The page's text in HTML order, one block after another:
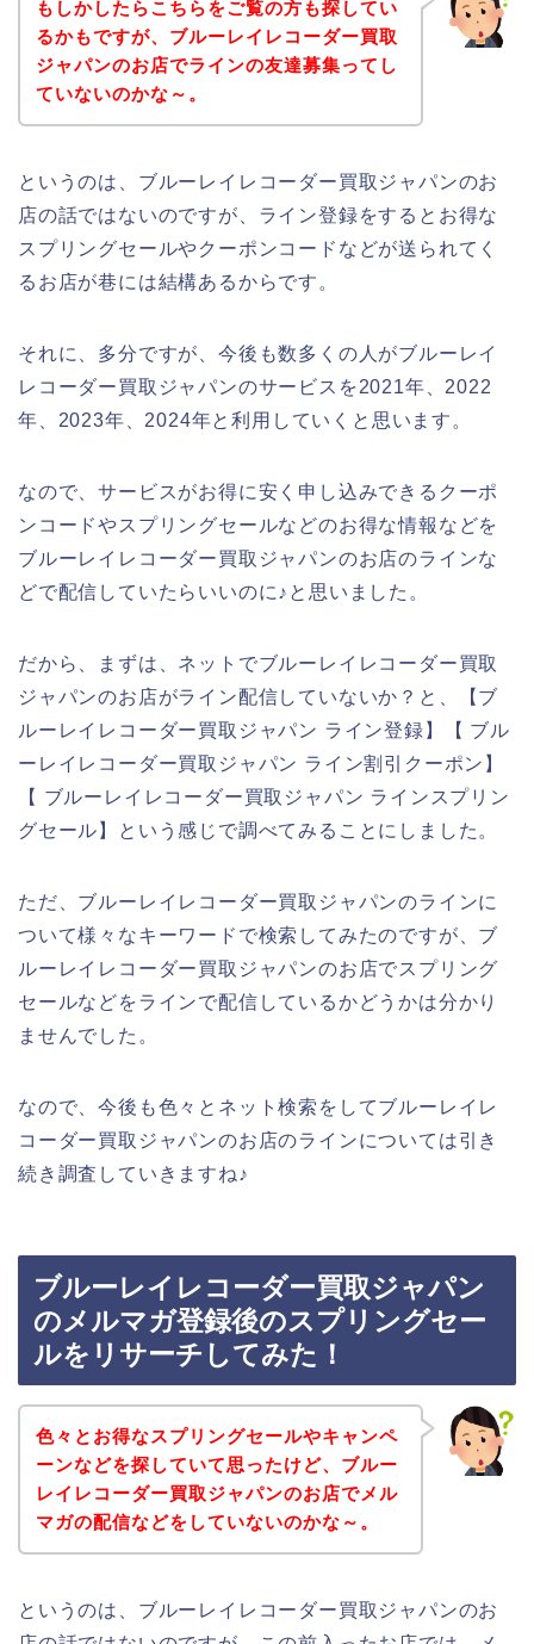
もしかしたらこちらをご覧の方も探してい
るかもですが、ブルーレイレコーダー買取
ジャパンのお店でラインの友達募集ってし
ていないのかな～。
というのは、ブルーレイレコーダー買取ジャパンのお
店の話ではないのですが、ライン登録をするとお得な
スプリングセールやクーポンコードなどが送られてく
るお店が巷には結構あるからです。
それに、多分ですが、今後も数多くの人がブルーレイ
レコーダー買取ジャパンのサービスを2021年、2022
年、2023年、2024年と利用していくと思います。
なので、サービスがお得に安く申し込みできるクーポ
ンコードやスプリングセールなどのお得な情報などを
ブルーレイレコーダー買取ジャパンのお店のラインな
どで配信していたらいいのに♪と思いました。
だから、まずは、ネットでブルーレイレコーダー買取
ジャパンのお店がライン配信していないか？と、【ブ
ルーレイレコーダー買取ジャパン ライン登録】【 ブル
ーレイレコーダー買取ジャパン ライン割引クーポン】
【 ブルーレイレコーダー買取ジャパン ラインスプリン
グセール】という感じで調べてみることにしました。
ただ、ブルーレイレコーダー買取ジャパンのラインに
ついて様々なキーワードで検索してみたのですが、ブ
ルーレイレコーダー買取ジャパンのお店でスプリング
セールなどをラインで配信しているかどうかは分かり
ませんでした。
なので、今後も色々とネット検索をしてブルーレイレ
コーダー買取ジャパンのお店のラインについては引き
続き調査していきますね♪
ブルーレイレコーダー買取ジャパン
のメルマガ登録後のスプリングセー
ルをリサーチしてみた！
色々とお得なスプリングセールやキャンペ
ーンなどを探していて思ったけど、ブルー
レイレコーダー買取ジャパンのお店でメル
マガの配信などをしていないのかな～。
というのは、ブルーレイレコーダー買取ジャパンのお